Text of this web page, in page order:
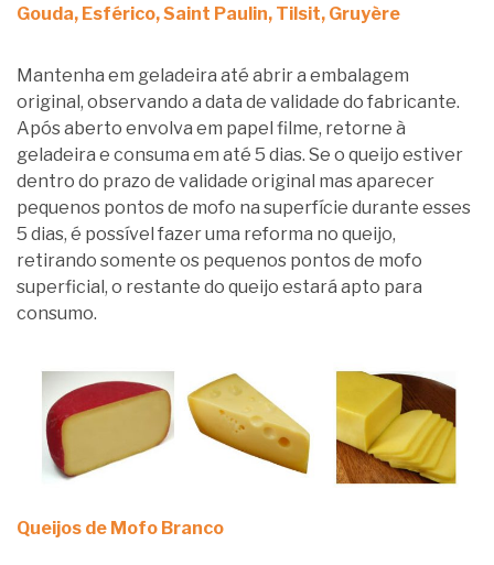
Gouda, Esférico, Saint Paulin, Tilsit, Gruyère
Mantenha em geladeira até abrir a embalagem
original, observando a data de validade do fabricante.
Após aberto envolva em papel filme, retorne à
geladeira e consuma em até 5 dias. Se o queijo estiver
dentro do prazo de validade original mas aparecer
pequenos pontos de mofo na superfície durante esses
5 dias, é possível fazer uma reforma no queijo,
retirando somente os pequenos pontos de mofo
superficial, o restante do queijo estará apto para
consumo.
Queijos de Mofo Branco